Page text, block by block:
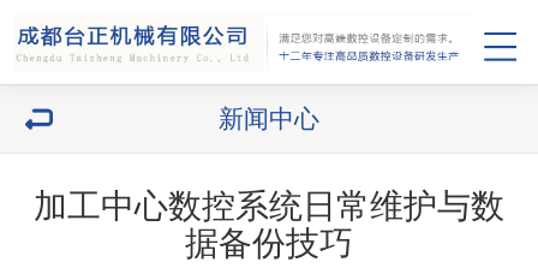
新闻中心
加工中心数控系统日常维护与数
据备份技巧